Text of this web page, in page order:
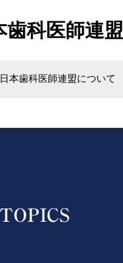
歯科医師連盟
日本歯科医師連盟について
TOPICS